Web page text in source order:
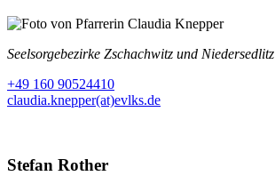
Seelsorgebezirke Zschachwitz und Niedersedlitz
+49 160 90524410
claudia.knepper(at)evlks.de
Stefan Rother